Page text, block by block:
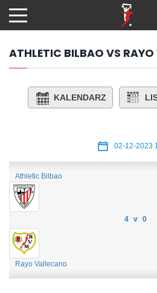
hdo
treści
ATHLETIC BILBAO VS
KALENDARZ
02-12-2023
Athletic Bilbao
4 v 0
Rayo Vallecano